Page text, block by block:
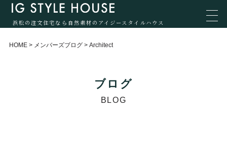
浜松の注文住宅なら自然素材のアイジースタイルハウス
HOME > メンバーズブログ > Architect
ブログ
BLOG